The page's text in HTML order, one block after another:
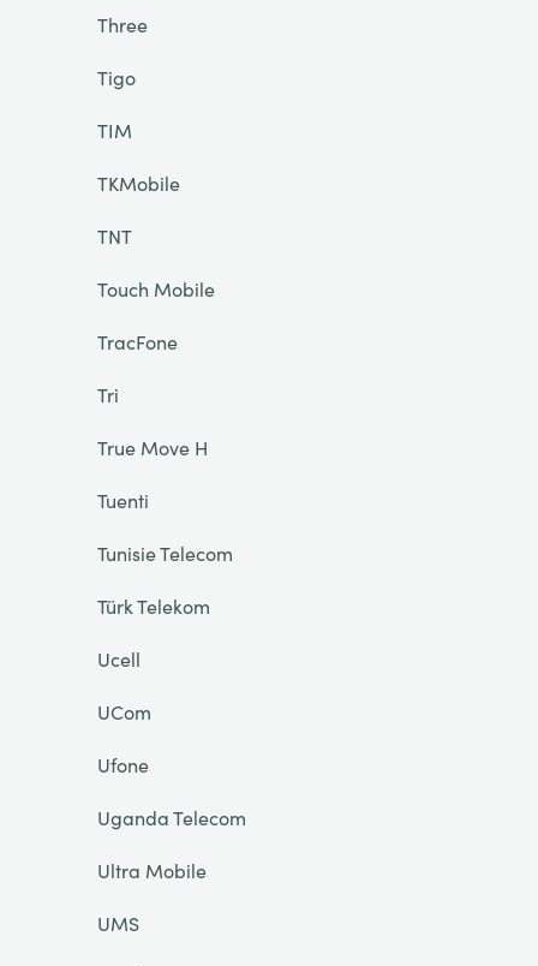
Three
Tigo
TIM
TKMobile
TNT
Touch Mobile
TracFone
Tri
True Move H
Tuenti
Tunisie Telecom
Türk Telekom
Ucell
UCom
Ufone
Uganda Telecom
Ultra Mobile
UMS